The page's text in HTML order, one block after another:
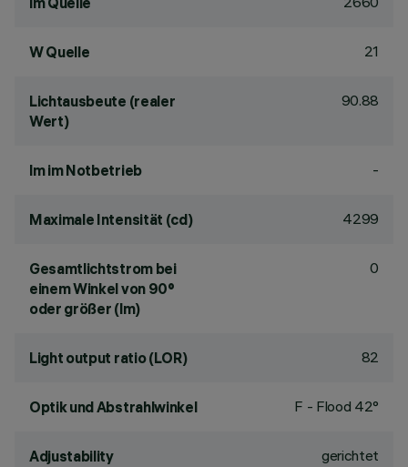
W Quelle 21
Lichtausbeute (realer
Wert)
90.88
lm im Notbetrieb -
Maximale Intensität (cd) 4299
Gesamtlichtstrom bei
einem Winkel von 90°
oder größer (lm)
0
Light output ratio (LOR) 82
Optik und Abstrahlwinkel F - Flood 42°
Adjustability gerichtet